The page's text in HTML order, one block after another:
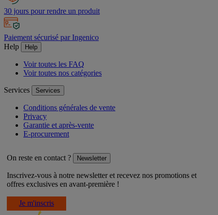
30 jours pour rendre un produit
Paiement sécurisé par Ingenico
Help
Help
Voir toutes les FAQ
Voir toutes nos catégories
Services Services
Conditions générales de vente
Privacy
Garantie et après-vente
E-procurement
On reste en contact ? Newsletter
Inscrivez-vous à notre newsletter et recevez nos promotions et
offres exclusives en avant-première !
Je m'inscris